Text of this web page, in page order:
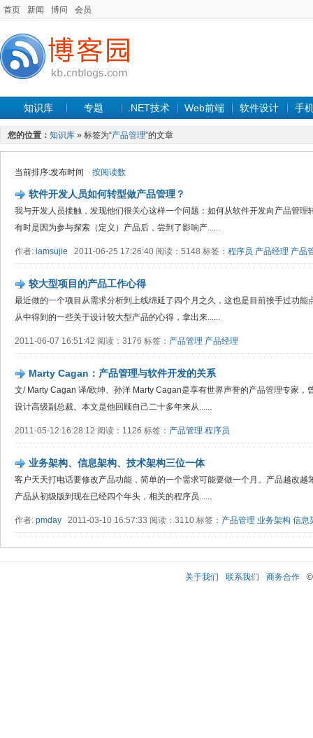
首页 新闻 博问 会员
知识库 专题 .NET技术 Web前端 软件设计 手
您的位置： 知识库 » 标签为“产品管理”的文章
当前排序:发布时间 按阅读数
软件开发人员如何转型做产品管理？
我与开发人员接触，发现他们很关心这样一个问题：如何从软件开发向产品管理
有时是因为参与探索（定义）产品后，尝到了影响产......
作者: iamsujie 2011-06-25 17:26:40 阅读：5148 标签： 程序员 产品经理 产品
较大型项目的产品工作心得
最近做的一个项目从需求分析到上线绵延了四个月之久，这也是目前接手过功
从中得到的一些关于设计较大型产品的心得，拿出来......
2011-06-07 16:51:42 阅读：3176 标签： 产品管理 产品经理
Marty Cagan：产品管理与软件开发的关系
文/ Marty Cagan 译/欧坤、孙洋 Marty Cagan是享有世界声誉的产品管理专家，
设计高级副总裁。本文是他回顾自己二十多年来从......
2011-05-12 16:28:12 阅读：1126 标签： 产品管理 程序员
业务架构、信息架构、技术架构三位一体
客户天天打电话要修改产品功能，简单的一个需求可能要做一个月。产品越改
产品从初级版到现在已经四个年头，相关的程序员......
作者: pmday 2011-03-10 16:57:33 阅读：3110 标签： 产品管理 业务架构 信息
关于我们 联系我们 商务合作